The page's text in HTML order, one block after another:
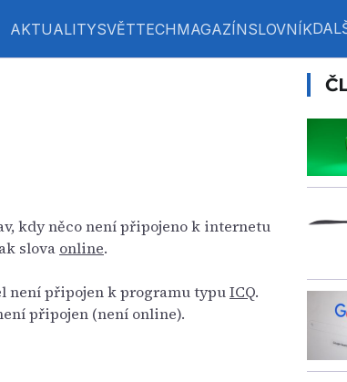
AKTUALITYSVĚTTECHMAGAZÍNSLOVNÍK
kdy něco není připojeno k internetu
slova online.
není připojen k programu typuICQ.
připojen (není online).